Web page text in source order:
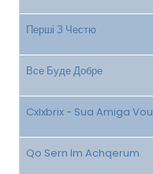
Перші З Честю
Все Буде Добре
Cxlxbrix - Sua Amiga
Qo Sern Im Achqerum